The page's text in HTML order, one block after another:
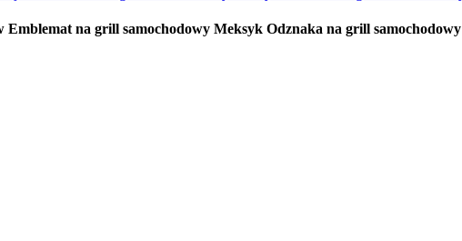
na grill samochodowy Meksyk Odznaka na grill samochodowy